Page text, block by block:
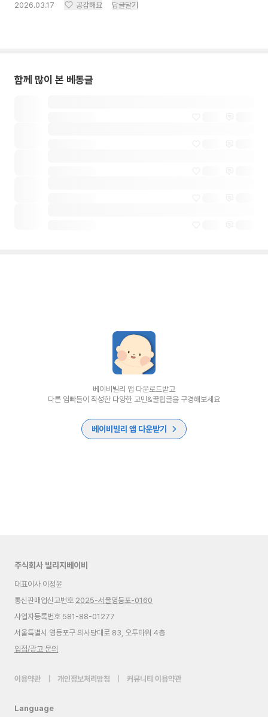
2026.03.17 공감해요 답글달기
함께 많이 본 베동글
베이비빌리 앱 다운로드받고
다른 엄빠들이 작성한 다양한 고민&꿀팁글을 구경해보세요
베이비빌리 앱 다운받기
주식회사 빌리지베이비
대표이사 이정윤
통신판매업신고번호 2025-서울영등포-0160
사업자등록번호 581-88-01277
서울특별시 영등포구 의사당대로 83, 오투타워 4층
입점/광고 문의
이용약관 개인정보처리방침 커뮤니티 이용약관
Language